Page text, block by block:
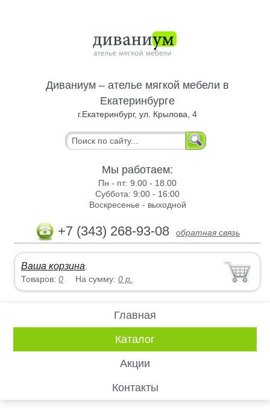
Диваниум – ателье мягкой мебели в
Екатеринбурге
г.Екатеринбург, ул. Крылова, 4
Мы работаем:
Пн - пт:9.00 - 18.00
Суббота:9:00 - 16:00
Воскресенье - выходной
+7 (343) 268-93-08 обратная связь
Ваша корзина:
Товаров:0 На сумму:0 р.
Главная
Каталог
Акции
Контакты